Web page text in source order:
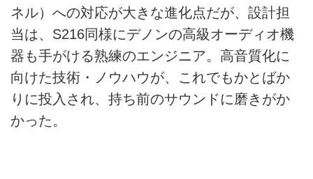
ネル）への対応が大きな進化点だが、設計担
当は、S216同様にデノンの高級オーディオ機
器も手がける熟練のエンジニア。高音質化に
向けた技術・ノウハウが、これでもかとばか
りに投入され、持ち前のサウンドに磨きがか
かった。